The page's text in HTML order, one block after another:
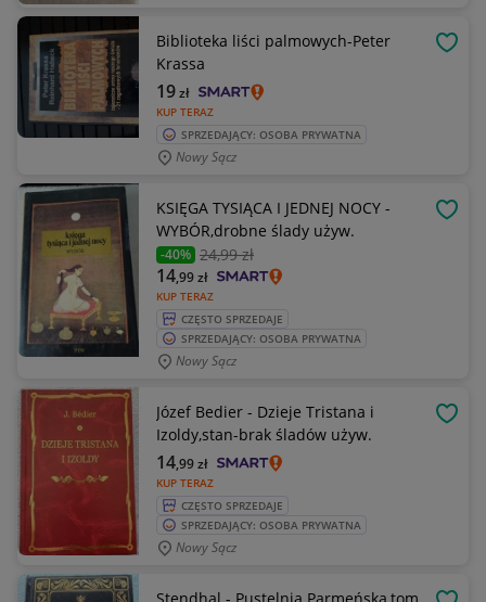
Biblioteka liści palmowych-Peter
Krassa
KUP TERAZ
19zł
SPRZEDAJĄCY: OSOBA PRYWATNA
Nowy Sącz
KSIĘGA TYSIĄCA I JEDNEJ NOCY -
WYBÓR,drobne ślady używ.
-40% 24,99 zł
KUP TERAZ
14,99zł
CZĘSTO SPRZEDAJE
SPRZEDAJĄCY: OSOBA PRYWATNA
Nowy Sącz
Józef Bedier - Dzieje Tristana i
Izoldy,stan-brak śladów używ.
KUP TERAZ
14,99zł
CZĘSTO SPRZEDAJE
SPRZEDAJĄCY: OSOBA PRYWATNA
Nowy Sącz